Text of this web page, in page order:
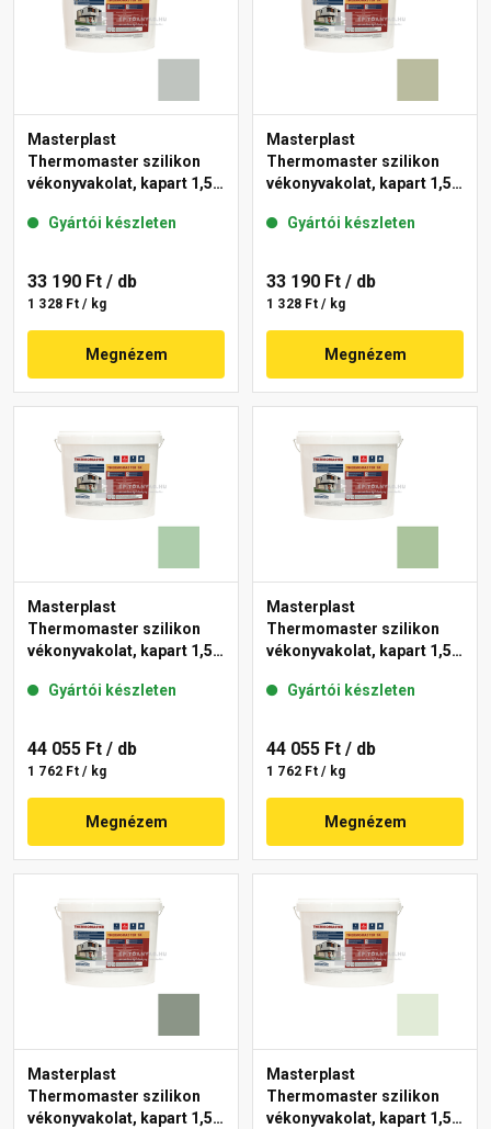
Masterplast
Thermomaster szilikon
vékonyvakolat, kapart 1,5
Gyártói készleten
33 190 Ft / db
1 328 Ft / kg
Megnézem
Masterplast
Thermomaster szilikon
vékonyvakolat, kapart 1,5
Gyártói készleten
33 190 Ft / db
1 328 Ft / kg
Megnézem
Masterplast
Thermomaster szilikon
vékonyvakolat, kapart 1,5
Gyártói készleten
44 055 Ft / db
1 762 Ft / kg
Megnézem
Masterplast
Thermomaster szilikon
vékonyvakolat, kapart 1,5
Gyártói készleten
44 055 Ft / db
1 762 Ft / kg
Megnézem
Masterplast
Thermomaster szilikon
vékonyvakolat, kapart 1,5
Masterplast
Thermomaster szilikon
vékonyvakolat, kapart 1,5